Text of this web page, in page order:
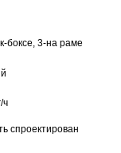
боксе, 3-на раме
ч
спроектирован